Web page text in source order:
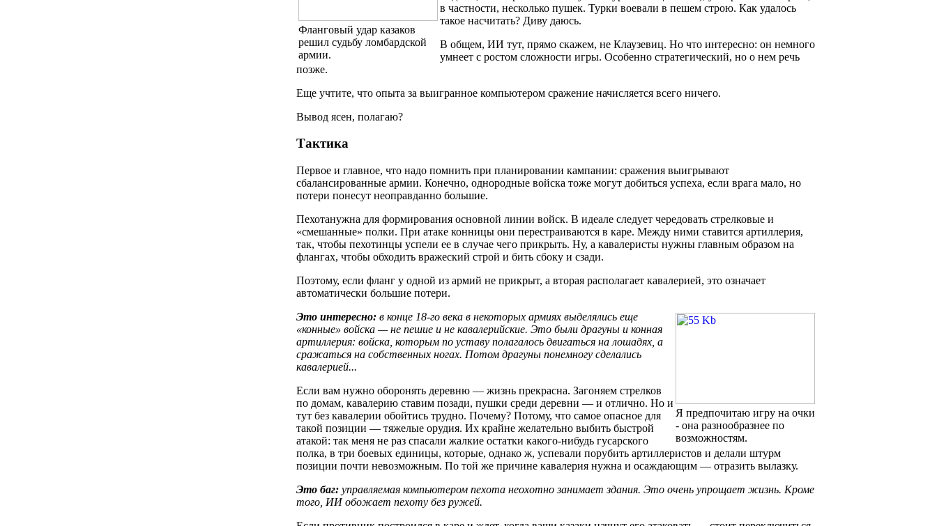
Фланговый удар казаков
решил судьбу ломбардской
армии.
в частности, несколько пушек. Турки воевали в пешем строю. Как удалось
такое насчитать? Диву даюсь.
В общем, ИИ тут, прямо скажем, не Клаузевиц. Но что интересно: он немного
умнеет с ростом сложности игры. Особенно стратегический, но о нем речь
позже.
Еще учтите, что опыта за выигранное компьютером сражение начисляется всего ничего.
Вывод ясен, полагаю?
Тактика
Первое и главное, что надо помнить при планировании кампании: сражения выигрывают
сбалансированные армии. Конечно, однородные войска тоже могут добиться успеха, если врага мало, но
потери понесут неоправданно большие.
Пехотанужна для формирования основной линии войск. В идеале следует чередовать стрелковые и
«смешанные» полки. При атаке конницы они перестраиваются в каре. Между ними ставится артиллерия,
так, чтобы пехотинцы успели ее в случае чего прикрыть. Ну, а кавалеристы нужны главным образом на
флангах, чтобы обходить вражеский строй и бить сбоку и сзади.
Поэтому, если фланг у одной из армий не прикрыт, а вторая располагает кавалерией, это означает
автоматически большие потери.
Я предпочитаю игру на очки
- она разнообразнее по
возможностям.
Это интересно: в конце 18-го века в некоторых армиях выделялись еще
«конные» войска — не пешие и не кавалерийские. Это были драгуны и конная
артиллерия: войска, которым по уставу полагалось двигаться на лошадях, а
сражаться на собственных ногах. Потом драгуны понемногу сделались
кавалерией...
Если вам нужно оборонять деревню — жизнь прекрасна. Загоняем стрелков
по домам, кавалерию ставим позади, пушки среди деревни — и отлично. Но и
тут без кавалерии обойтись трудно. Почему? Потому, что самое опасное для
такой позиции — тяжелые орудия. Их крайне желательно выбить быстрой
атакой: так меня не раз спасали жалкие остатки какого-нибудь гусарского
полка, в три боевых единицы, которые, однако ж, успевали порубить артиллеристов и делали штурм
позиции почти невозможным. По той же причине кавалерия нужна и осаждающим — отразить вылазку.
Это баг: управляемая компьютером пехота неохотно занимает здания. Это очень упрощает жизнь. Кроме
того, ИИ обожает пехоту без ружей.